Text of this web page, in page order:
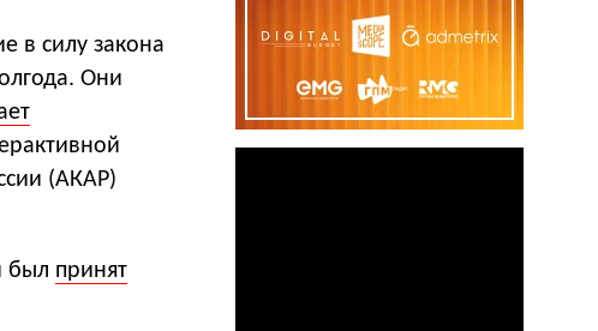
в силу закона
Они
(АКАР)
был принят